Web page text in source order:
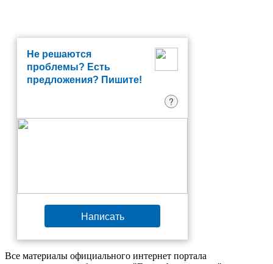
Не решаются
проблемы? Есть
предложения? Пишите!
?
Написать
Все материалы официального интернет портала